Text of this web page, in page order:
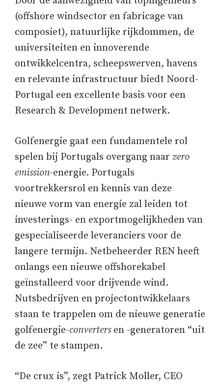
(offshore windsector en fabricage van
composiet), natuurlijke rijkdommen, de
universiteiten en innoverende
ontwikkelcentra, scheepswerven, havens
en relevante infrastructuur biedt Noord-
Portugal een excellente basis voor een
Research & Development netwerk.
Golfenergie gaat een fundamentele rol
spelen bij Portugals overgang naar zero
emission-energie. Portugals
voortrekkersrol en kennis van deze
nieuwe vorm van energie zal leiden tot
investerings- en exportmogelijkheden van
gespecialiseerde leveranciers voor de
langere termijn. Netbeheerder REN heeft
onlangs een nieuwe offshorekabel
geïnstalleerd voor drijvende wind.
Nutsbedrijven en projectontwikkelaars
staan te trappelen om de nieuwe generatie
golfenergie-convertersen -generatoren “uit
de zee” te stampen.
“De crux is”, zegt Patrick Moller, CEO